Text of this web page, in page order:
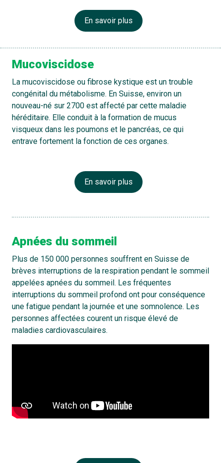
En savoir plus
Mucoviscidose
La mucoviscidose ou fibrose kystique est un trouble
congénital du métabolisme. En Suisse, environ un
nouveau-né sur 2700 est affecté par cette maladie
héréditaire. Elle conduit à la formation de mucus
visqueux dans les poumons et le pancréas, ce qui
entrave fortement la fonction de ces organes.
En savoir plus
Apnées du sommeil
Plus de 150 000 personnes souffrent en Suisse de
brèves interruptions de la respiration pendant le sommeil
appelées apnées du sommeil. Les fréquentes
interruptions du sommeil profond ont pour conséquence
une fatigue pendant la journée et une somnolence. Les
personnes affectées courent un risque élevé de
maladies cardiovasculaires.